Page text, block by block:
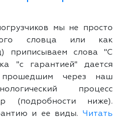
мы не просто
словца или как
приписываем слова "С
"с гарантией" дается
прошедшим через наш
процесс
(подробности ниже).
и ее виды. Читать